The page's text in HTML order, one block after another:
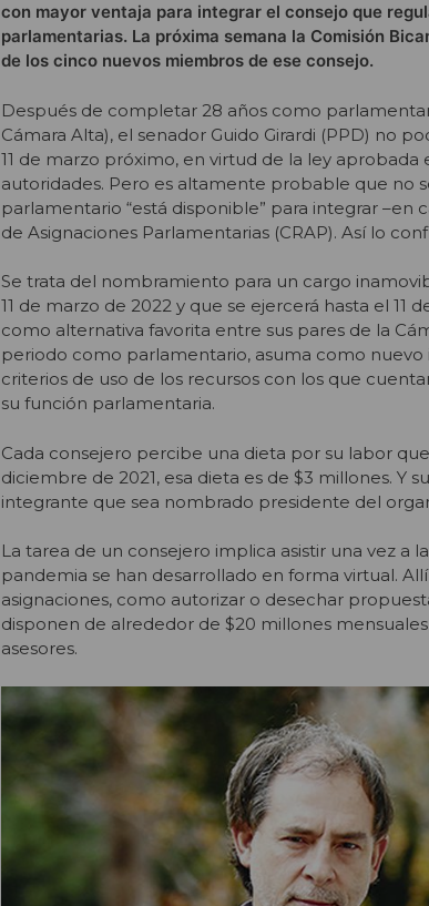
con mayor ventaja para integrar el consejo que
parlamentarias. La próxima semana la Comisión
de los cinco nuevos miembros de ese consejo.
Después de completar 28 años como
Cámara Alta), el senador Guido Girardi (PPD) no
11 de marzo próximo, en virtud de la ley
autoridades. Pero es altamente probable que no
parlamentario “está disponible” para integrar –en
de Asignaciones Parlamentarias (CRAP). Así lo
Se trata del nombramiento para un cargo
11 de marzo de 2022 y que se ejercerá hasta el 11
como alternativa favorita entre sus pares de la
periodo como parlamentario, asuma como
criterios de uso de los recursos con los que
su función parlamentaria.
Cada consejero percibe una dieta por su labor
diciembre de 2021, esa dieta es de $3 millones. Y
integrante que sea nombrado presidente del
La tarea de un consejero implica asistir una vez a
pandemia se han desarrollado en forma virtual.
asignaciones, como autorizar o desechar
disponen de alrededor de $20 millones
asesores.